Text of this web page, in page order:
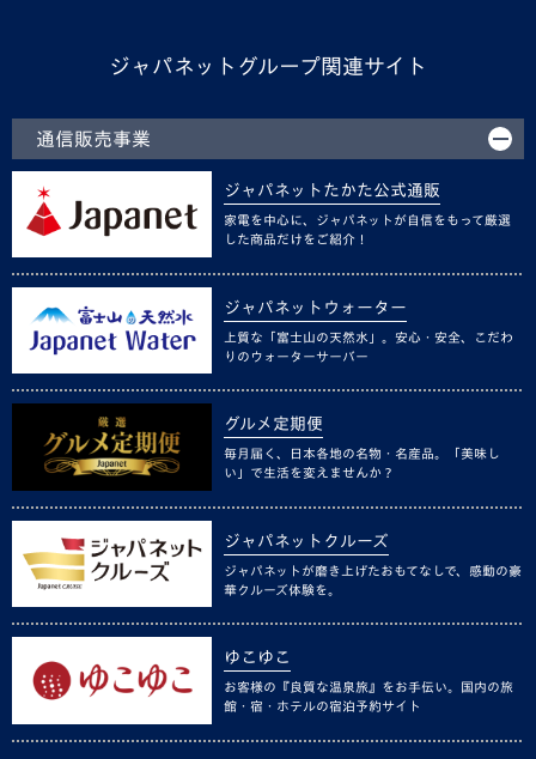
ジャパネットグループ関連サイト
通信販売事業
ジャパネットたかた公式通販
家電を中心に、ジャパネットが自信をもって厳選
した商品だけをご紹介！
ジャパネットウォーター
上質な「富士山の天然水」。安心・安全、こだわ
りのウォーターサーバー
グルメ定期便
毎月届く、日本各地の名物・名産品。「美味し
い」で生活を変えませんか？
ジャパネットクルーズ
ジャパネットが磨き上げたおもてなしで、感動の豪
華クルーズ体験を。
ゆこゆこ
お客様の『良質な温泉旅』をお手伝い。国内の旅
館・宿・ホテルの宿泊予約サイト